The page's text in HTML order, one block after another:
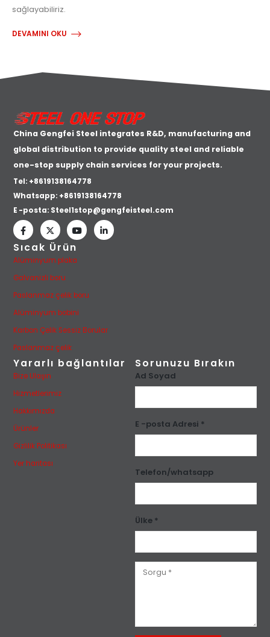
sağlayabiliriz.
DEVAMINI OKU
China Gengfei Steel integrates R&D, manufacturing and
global distribution to provide quality steel and reliable
one-stop supply chain services for your projects.
Tel: +8619138164778
Whatsapp: +8619138164778
E -posta: Steel1stop@gengfeisteel.com
Sıcak Ürün
Alüminyum plaka
Galvanizli boru
Paslanmaz çelik boru
Alüminyum bobini
Karbon Çelik Sessiz Borular
Paslanmaz çelik
Yararlı bağlantılar
Bize Ulaşın
Hizmetlerimiz
Hakkımızda
Ürünler
Gizlilik Politikası
Yer haritası
Sorunuzu Bırakın
Ad Soyad
E -posta Adresi *
Telefon/whatsapp
Ülke *